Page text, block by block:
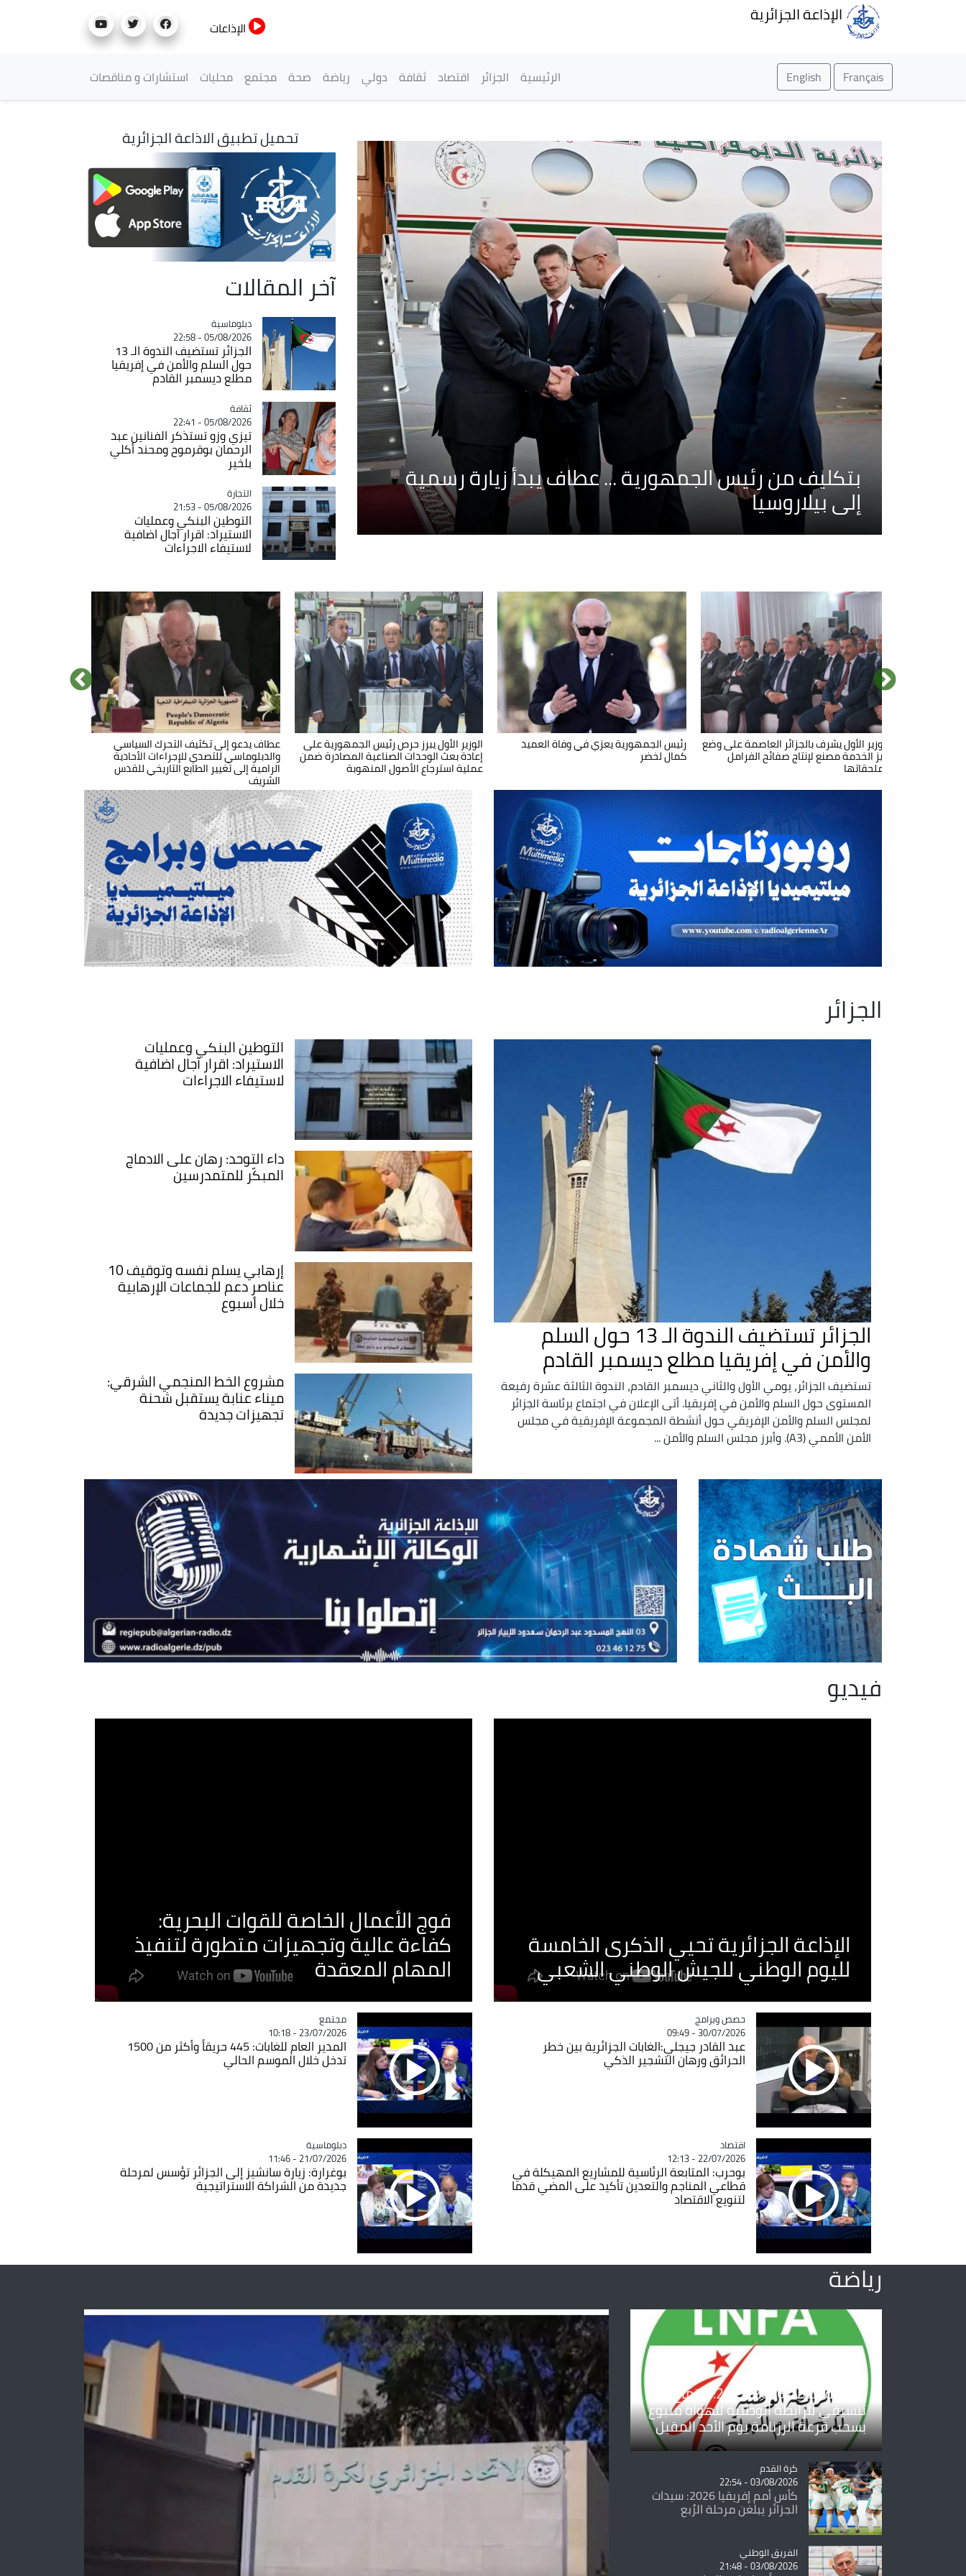
الإذاعة الجزائرية
الإذاعات
Français
English القائمة الرئيسية
الرئيسية الجزائر اقتصاد ثقافة دولي رياضة صحة مجتمع محليات استشارات و مناقصات
الواجهة
بتكليف من رئيس الجمهورية ... عطاف يبدأ زيارة رسمية
إلى بيلاروسيا
تحميل تطبيق الاذاعة الجزائرية
آخر المقالات
Catégorie
دبلوماسية
05/08/2026 - 22:58
الجزائر تستضيف الندوة الـ 13
حول السلم والأمن في إفريقيا
مطلع ديسمبر القادم
Catégorie
ثقافة
05/08/2026 - 22:41
تيزي وزو تستذكر الفنانين عبد
الرحمان بوقرموح ومحند أكلي
بلخير
Catégorie
التجارة
05/08/2026 - 21:53
التوطين البنكي وعمليات
الاستيراد: اقرار آجال اضافية
لاستيفاء الاجراءات
عطاف يدعو إلى تكثيف التحرك السياسي
والدبلوماسي للتصدي للإجراءات الأحادية
الرامية إلى تغيير الطابع التاريخي للقدس
الشريف
الوزير الأول يبرز حرص رئيس الجمهورية على
إعادة بعث الوحدات الصناعية المصادرة ضمن
عملية استرجاع الأصول المنهوبة
رئيس الجمهورية يعزي في وفاة العميد
كمال لخضر
الوزير الأول يشرف بالجزائر العاصمة على وضع
حيز الخدمة مصنع لإنتاج صفائح الفرامل
وملحقاتها
الوزير الأول يشرف بالعاصمة على وضع حيز
الخدمة مصنع لإنتاج صفائح الفرامل
وملحقاتها
رئيس الجمهورية يترأس مراسم الاحتفال
باليوم الوطني للجيش الوطني الشعبي
اختتام مراسم الاحتفال باليوم الوطني للجيش
الوطني الشعبي
رئيس الجمهورية يترأس حفل تكريم على
شرف متقاعدي الجيش وعائلات شهداء
الواجب الوطني والمعطوبين في إطار
الجزائر
الجزائر تستضيف الندوة الـ 13 حول السلم
والأمن في إفريقيا مطلع ديسمبر القادم
تستضيف الجزائر، يومي الأول والثاني ديسمبر القادم، الندوة الثالثة عشرة رفيعة
المستوى حول السلم والأمن في إفريقيا. أتى الإعلان في اجتماع برئاسة الجزائر
لمجلس السلم والأمن الإفريقي حول أنشطة المجموعة الإفريقية في مجلس
الأمن الأممي (A3). وأبرز مجلس السلم والأمن ...
التوطين البنكي وعمليات
الاستيراد: اقرار آجال اضافية
لاستيفاء الاجراءات
داء التوحد: رهان على الادماج
المبكّر للمتمدرسين
إرهابي يسلم نفسه وتوقيف 10
عناصر دعم للجماعات الإرهابية
خلال أسبوع
مشروع الخط المنجمي الشرقي:
ميناء عنابة يستقبل شحنة
تجهيزات جديدة
فيديو
الإذاعة الجزائرية تحيي الذكرى الخامسة
لليوم الوطني للجيش الوطني الشعبي
فوج الأعمال الخاصة للقوات البحرية:
كفاءة عالية وتجهيزات متطورة لتنفيذ
المهام المعقدة
Catégorie
حصص وبرامج
30/07/2026 - 09:49
عبد القادر جيجلي:الغابات الجزائرية بين خطر
الحرائق ورهان التشجير الذكي
Catégorie
مجتمع
23/07/2026 - 10:18
المدير العام للغابات: 445 حريقاً وأكثر من 1500
تدخل خلال الموسم الحالي
Catégorie
اقتصاد
22/07/2026 - 12:13
بوحرب: المتابعة الرئاسية للمشاريع المهيكلة في
قطاعي المناجم والتعدين تأكيد على المضي قدما
لتنويع الاقتصاد
Catégorie
دبلوماسية
21/07/2026 - 11:46
بوغرارة: زيارة سانشيز إلى الجزائر تؤسس لمرحلة
جديدة من الشراكة الاستراتيجية
رياضة
الرابطة الثانية 2026-2027: اجتماع
تنسيقي للرابطة الوطنية للهواة متبوع
بسحب قرعة الرزنامة يوم الأحد المقبل
Catégorie
كرة القدم
03/08/2026 - 22:54
كأس أمم إفريقيا 2026: سيدات
الجزائر يبلغن مرحلة الرُبع
Catégorie
الفريق الوطني
03/08/2026 - 21:48